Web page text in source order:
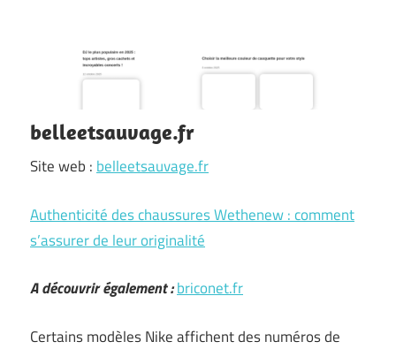
belleetsauvage.fr
Site web : belleetsauvage.fr
Authenticité des chaussures Wethenew : comment
s’assurer de leur originalité
A découvrir également :briconet.fr
Certains modèles Nike affichent des numéros de